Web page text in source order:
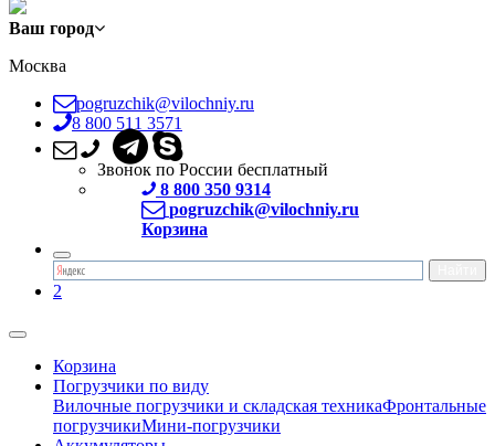
Ваш город
Москва
pogruzchik@vilochniy.ru
8 800 511 3571
Звонок по России бесплатный
8 800 350 9314
pogruzchik@vilochniy.ru
Корзина
2
Корзина
Погрузчики по виду
Вилочные погрузчики и складская техникаФронтальные
погрузчикиМини-погрузчики